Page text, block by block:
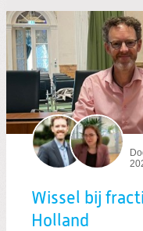
Wissel bij
Holland